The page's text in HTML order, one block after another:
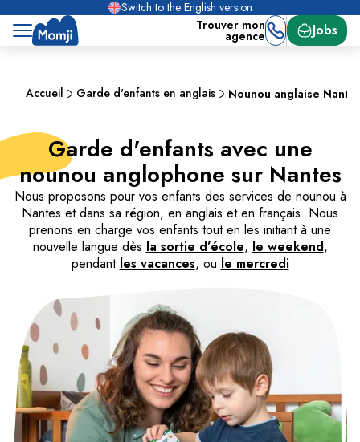
Switch to the English version
Trouver mon
agence Jobs
Accueil Garde d'enfants en anglais Nounou anglaise
Garde d'enfants avec une
nounou anglophone sur Nantes
Nous proposons pour vos enfants des services de nounou à
Nantes et dans sa région, en anglais et en français. Nous
prenons en charge vos enfants tout en les initiant à une
nouvelle langue dès la sortie d’école, le weekend,
pendant les vacances, ou le mercredi